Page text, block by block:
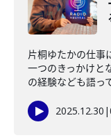
片桐ゆたかの仕事
一つのきっかけと
の経験なども語っ
2025.12.30 |